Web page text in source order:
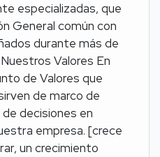
especializadas, que
General común con
durante más de
Valores En
de Valores que
de marco de
decisiones en
empresa. [crece
un crecimiento